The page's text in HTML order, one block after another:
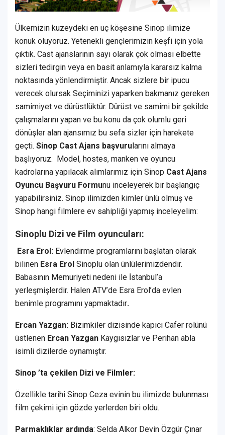
Ülkemizin kuzeydeki en uç köşesine Sinop ilimize
konuk oluyoruz. Yetenekli gençlerimizin keşfi için yola
çıktık. Cast ajanslarının sayı olarak çok olması elbette
sizleri tedirgin veya en basit anlamıyla kararsız kalma
noktasında yönlendirmiştir. Ancak sizlere bir ipucu
verecek olursak Seçiminizi yaparken bakmanız gereken
samimiyet ve dürüstlüktür. Dürüst ve samimi bir şekilde
çalışmalarını yapan ve bu konu da çok olumlu geri
dönüşler alan ajansımız bu sefa sizler için harekete
geçti. Sinop Cast Ajans başvurularını almaya
başlıyoruz. Model, hostes, manken ve oyuncu
kadrolarına yapılacak alımlarımız için Sinop Cast Ajans
Oyuncu Başvuru Formunu inceleyerek bir başlangıç
yapabilirsiniz. Sinop ilimizden kimler ünlü olmuş ve
Sinop hangi filmlere ev sahipliği yapmış inceleyelim:
Sinoplu Dizi ve Film oyuncuları:
Esra Erol: Evlendirme programlarını başlatan olarak
bilinen Esra Erol Sinoplu olan ünlülerimizdendir.
Babasının Memuriyeti nedeni ile İstanbul’a
yerleşmişlerdir. Halen ATV’de Esra Erol’da evlen
benimle programını yapmaktadır.
Ercan Yazgan: Bizimkiler dizisinde kapıcı Cafer rolünü
üstlenen Ercan Yazgan Kaygısızlar ve Perihan abla
isimli dizilerde oynamıştır.
Sinop ’ta çekilen Dizi ve Filmler:
Özellikle tarihi Sinop Ceza evinin bu ilimizde bulunması
film çekimi için gözde yerlerden biri oldu.
Parmaklıklar ardında: Selda Alkor Devin Özgür Çınar